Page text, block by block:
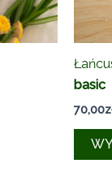
basic
70,00